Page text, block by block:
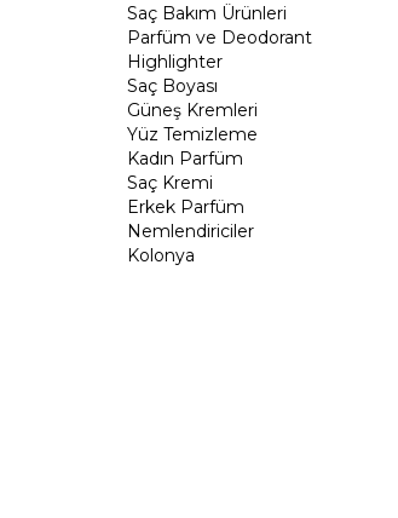
Saç Bakım Ürünleri
Parfüm ve Deodorant
Highlighter
Saç Boyası
Güneş Kremleri
Yüz Temizleme
Kadın Parfüm
Saç Kremi
Erkek Parfüm
Nemlendiriciler
Kolonya